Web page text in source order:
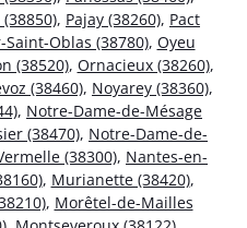
, Pajay (38260), Pact
Saint-Oblas (38780), Oyeu
(38520), Ornacieux (38260),
(38460), Noyarey (38360),
, Notre-Dame-de-Mésage
(38470), Notre-Dame-de-
(38300), Nantes-en-
, Murianette (38420),
, Morêtel-de-Mailles